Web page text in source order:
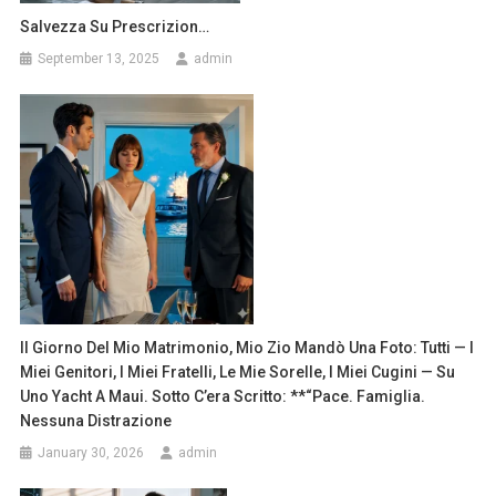
Salvezza Su Prescrizion…
September 13, 2025 admin
Il Giorno Del Mio Matrimonio, Mio Zio Mandò Una Foto: Tutti — I
Miei Genitori, I Miei Fratelli, Le Mie Sorelle, I Miei Cugini — Su
Uno Yacht A Maui. Sotto C’era Scritto: **“Pace. Famiglia.
Nessuna Distrazione
January 30, 2026 admin